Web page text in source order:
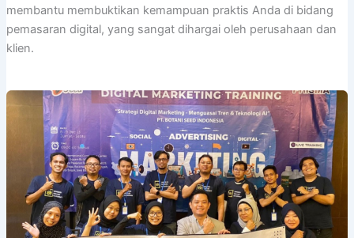
membantu membuktikan kemampuan praktis Anda di bidang
pemasaran digital, yang sangat dihargai oleh perusahaan dan
klien.